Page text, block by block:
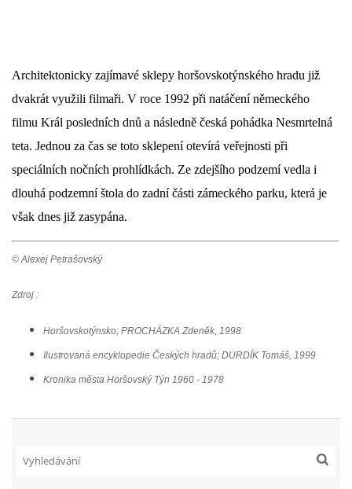
Architektonicky zajímavé sklepy horšovskotýnského hradu již
dvakrát využili filmaři. V roce 1992 při natáčení německého
filmu Král posledních dnů a následně česká pohádka Nesmrtelná
teta. Jednou za čas se toto sklepení otevírá veřejnosti při
speciálních nočních prohlídkách. Ze zdejšího podzemí vedla i
dlouhá podzemní štola do zadní části zámeckého parku, která je
však dnes již zasypána.
© Alexej Petrašovský
Zdroj :
Horšovskotýnsko; PROCHÁZKA Zdeněk, 1998​
Ilustrovaná encyklopedie Českých hradů; DURDÍK Tomáš, 1999
Kronika města Horšovský Týn 1960 - 1978